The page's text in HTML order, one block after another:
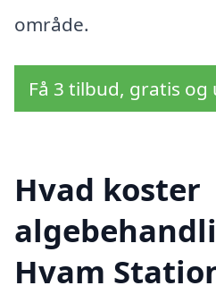
område.
Få 3 tilbud, gratis
Hvad koster
Hvam